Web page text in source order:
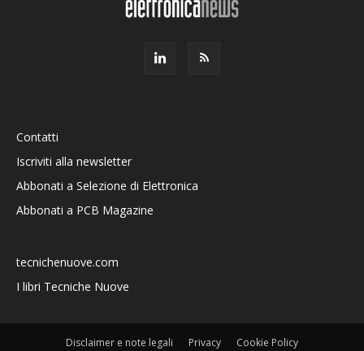
Contatti
Iscriviti alla newsletter
Abbonati a Selezione di Elettronica
Abbonati a PCB Magazine
tecnichenuove.com
I libri Tecniche Nuove
Disclaimer e note legali Privacy Cookie Policy